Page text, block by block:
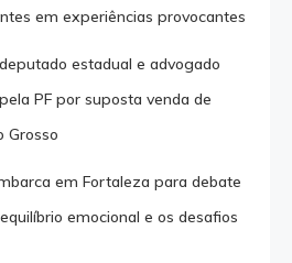
em experiências provocantes
estadual e advogado
PF por suposta venda de
Grosso
em Fortaleza para debate
emocional e os desafios